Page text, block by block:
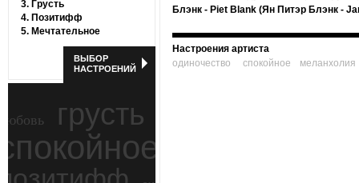
3. Грусть
4. Позитифф
5. Мечтательное
ВЫБОР
НАСТРОЕНИЙ
грусть
Блэнк - Piet Blank (Ян Питэр Блэнк -
Настроения артиста
одиночество
спокойное меланхолия